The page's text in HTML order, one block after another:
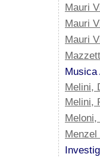
Mauri
Mauri
Mauri
Musica
Melini,
Melini,